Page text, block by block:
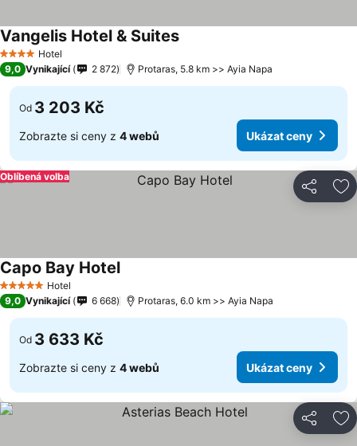
4 Počet hvězdiček
Hotel
Vangelis Hotel & SuitesUkázat ceny
9,0 Vynikající 2 872 Protaras, 5.8 km >> Ayia Napa
Od 3 203 Kč
Zobrazte si ceny z 4 webů Ukázat ceny
Sdílet
Oblíbená volba
5 Počet hvězdiček
Hotel
Capo Bay HotelUkázat ceny
9,0 Vynikající 6 668 Protaras, 6.0 km >> Ayia Napa
Od 3 633 Kč
Zobrazte si ceny z 4 webů Ukázat ceny
Sdílet